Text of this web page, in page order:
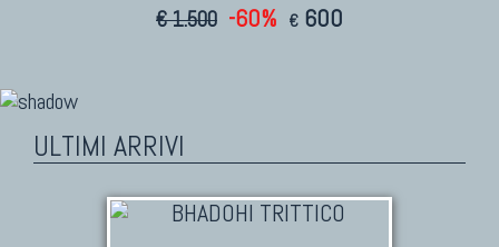
€ 1.500 -60% € 600
ULTIMI ARRIVI